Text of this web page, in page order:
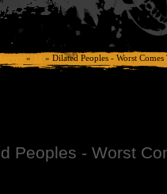
Август » » Dilated Peoples - Worst Comes
Peoples - Worst